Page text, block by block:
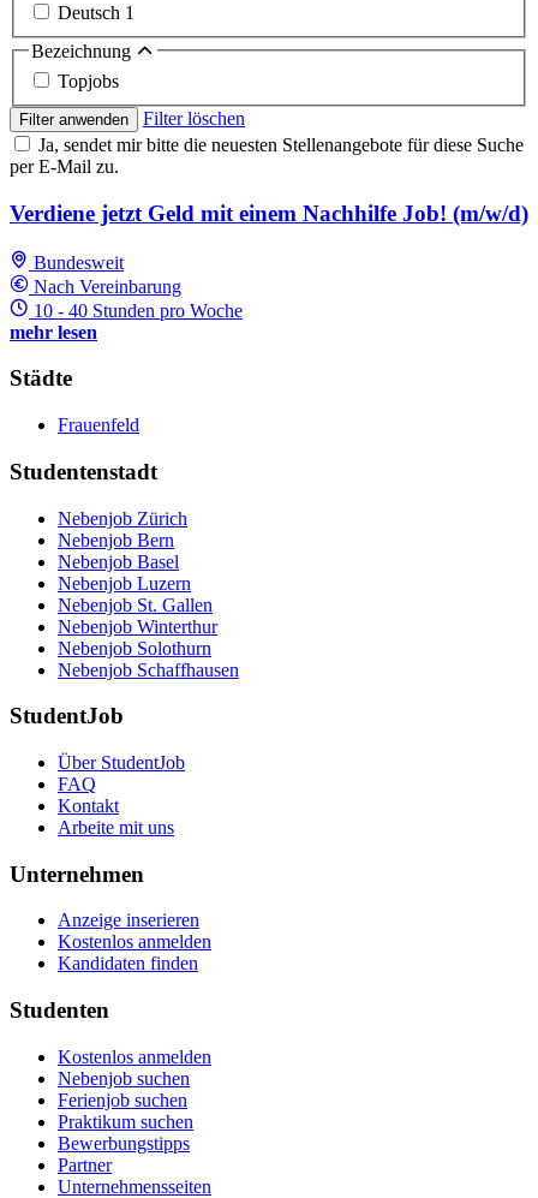
Deutsch 1
Bezeichnung
Topjobs
Filter anwenden
Filter löschen
Ja, sendet mir bitte die neuesten Stellenangebote für diese Suche
per E-Mail zu.
Verdiene jetzt Geld mit einem Nachhilfe Job! (m/w/d)
Bundesweit
Nach Vereinbarung
10 - 40 Stunden pro Woche
mehr lesen
Städte
Frauenfeld
Studentenstadt
Nebenjob Zürich
Nebenjob Bern
Nebenjob Basel
Nebenjob Luzern
Nebenjob St. Gallen
Nebenjob Winterthur
Nebenjob Solothurn
Nebenjob Schaffhausen
StudentJob
Über StudentJob
FAQ
Kontakt
Arbeite mit uns
Unternehmen
Anzeige inserieren
Kostenlos anmelden
Kandidaten finden
Studenten
Kostenlos anmelden
Nebenjob suchen
Ferienjob suchen
Praktikum suchen
Bewerbungstipps
Partner
Unternehmensseiten